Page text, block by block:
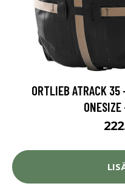
ORTLIEB ATRACK